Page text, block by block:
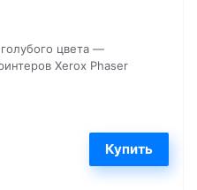
цвета —
Xerox Phaser